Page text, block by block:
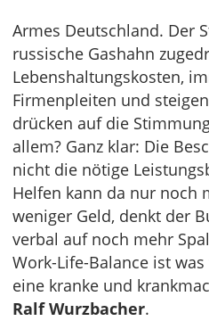
Armes Deutschland. Der
russische Gashahn
Lebenshaltungskosten,
Firmenpleiten und
drücken auf die
allem? Ganz klar: Die
nicht die nötige
Helfen kann da nur noch
weniger Geld, denkt der
verbal auf noch mehr
Work-Life-Balance ist
eine kranke und
Ralf Wurzbacher.